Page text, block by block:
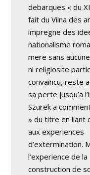
debarques « du
fait du Vilna des
impregne des
nationalisme
mere sans
ni religiosite
convaincu, reste
sa perte jusqu’a
Szurek a
» du titre en liant
aux experiences
d’extermination.
l’experience de la
construction de